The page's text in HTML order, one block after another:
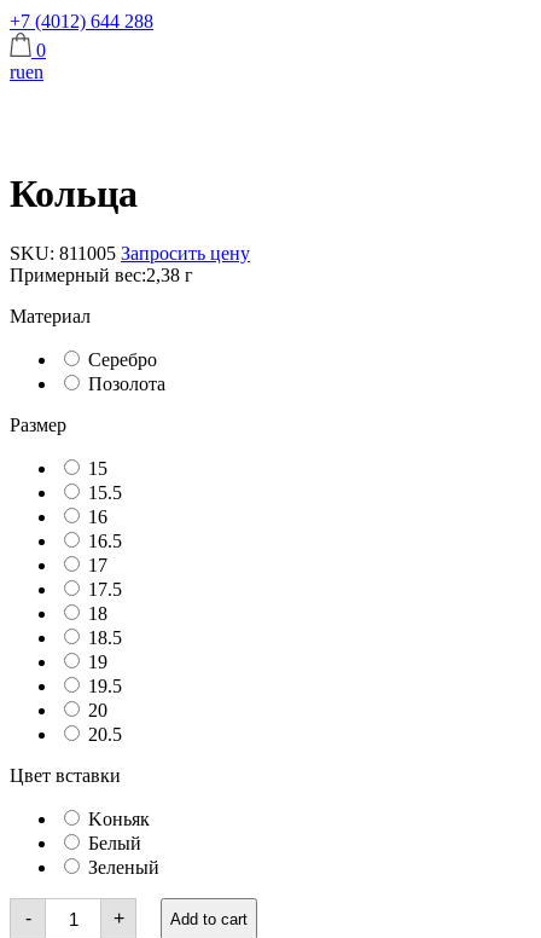
+7 (4012) 644 288
0
ruen
Кольца
SKU: 811005 Запросить цену
Примерный вес:2,38 г
Материал
Серебро
Позолота
Размер
15
15.5
16
16.5
17
17.5
18
18.5
19
19.5
20
20.5
Цвет вставки
Kоньяк
Белый
Зеленый
-
Кольца
quantity
+ Add to cart